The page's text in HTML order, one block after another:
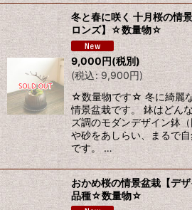
冬と春に咲く 十月桜の情
ロンズ】☆数量物☆
9,000円(税別)
(税込: 9,900円)
☆数量物です☆ 冬に綺麗
情景盆栽です。 鉢はどん
ズ調のモダンデザイン鉢
や砂をあしらい、まるで
です。 …
おかめ桜の情景盆栽【デ
品種☆数量物☆